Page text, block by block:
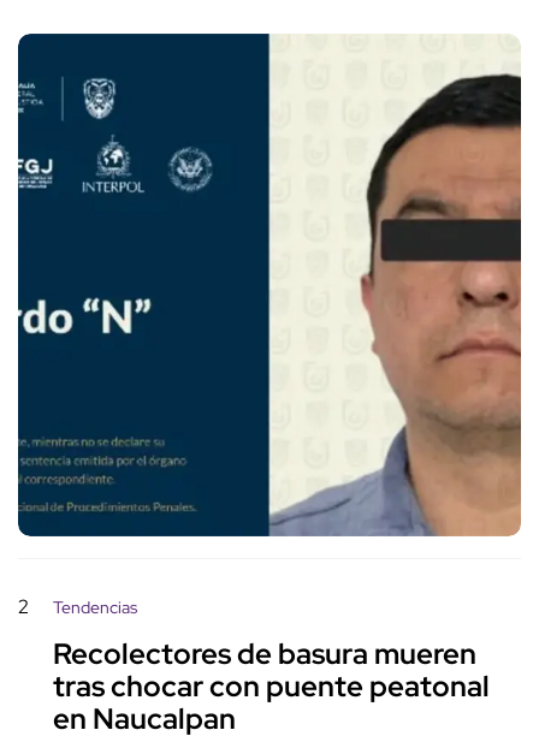
2 Tendencias
Recolectores de basura mueren
tras chocar con puente peatonal
en Naucalpan